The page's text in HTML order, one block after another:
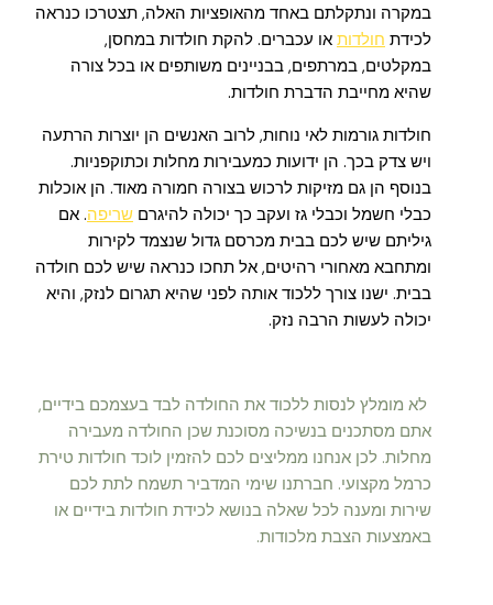
במקרה ונתקלתם באחד מהאופציות האלה, תצטרכו כנראה
לכידת חולדות או עכברים. להקת חולדות במחסן,
במקלטים, במרתפים, בבניינים משותפים או בכל צורה
שהיא מחייבת הדברת חולדות.
חולדות גורמות לאי נוחות, לרוב האנשים הן יוצרות הרתעה
ויש צדק בכך. הן ידועות כמעבירות מחלות וכתוקפניות.
בנוסף הן גם מזיקות לרכוש בצורה חמורה מאוד. הן אוכלות
כבלי חשמל וכבלי גז ועקב כך יכולה להיגרם שריפה. אם
גיליתם שיש לכם בבית מכרסם גדול שנצמד לקירות
ומתחבא מאחורי רהיטים, אל תחכו כנראה שיש לכם חולדה
בבית. ישנו צורך ללכוד אותה לפני שהיא תגרום לנזק, והיא
יכולה לעשות הרבה נזק.
לא מומלץ לנסות ללכוד את החולדה לבד בעצמכם בידיים,
אתם מסתכנים בנשיכה מסוכנת שכן החולדה מעבירה
מחלות. לכן אנחנו ממליצים לכם להזמין לוכד חולדות טירת
כרמל מקצועי. חברתנו שימי המדביר תשמח לתת לכם
שירות ומענה לכל שאלה בנושא לכידת חולדות בידיים או
באמצעות הצבת מלכודות.